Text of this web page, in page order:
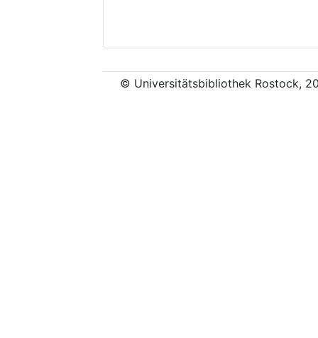
© Universitätsbibliothek Rostock,